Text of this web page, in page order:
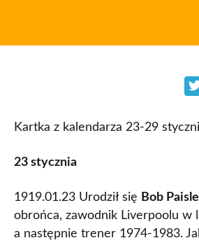
Kartka z kalendarza 23-29
23 stycznia
1919.01.23 Urodził się Bob
obrońca, zawodnik Liverpoolu w
a następnie trener 1974-1983.